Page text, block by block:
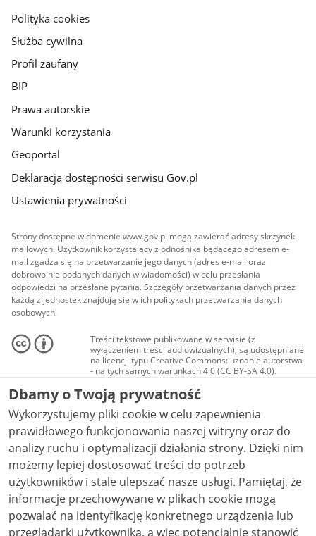
gov.pl
Polityka cookies
Służba cywilna
Profil zaufany
BIP
Prawa autorskie
Warunki korzystania
Geoportal
Deklaracja dostępności serwisu Gov.pl
Ustawienia prywatności
Strony dostępne w domenie www.gov.pl mogą zawierać adresy skrzynek
mailowych. Użytkownik korzystający z odnośnika będącego adresem e-
mail zgadza się na przetwarzanie jego danych (adres e-mail oraz
dobrowolnie podanych danych w wiadomości) w celu przesłania
odpowiedzi na przesłane pytania. Szczegóły przetwarzania danych przez
każdą z jednostek znajdują się w ich politykach przetwarzania danych
osobowych.
Treści tekstowe publikowane w serwisie (z
wyłączeniem treści audiowizualnych), są udostępniane
na licencji typu Creative Commons: uznanie autorstwa
- na tych samych warunkach 4.0 (CC BY-SA 4.0).
Materiały audiowizualne, w tym zdjęcia, materiały
audio i wideo, są udostępniane na licencji typu
Creative Commons: uznanie autorstwa użycie
niekomercyjne - bez utworów zależnych 4.0 (CC BY-
NC-ND 4.0), o ile nie jest to stwierdzone inaczej.
Dbamy o Twoją prywatność
Wykorzystujemy pliki cookie w celu zapewnienia
prawidłowego funkcjonowania naszej witryny oraz do
analizy ruchu i optymalizacji działania strony. Dzięki nim
możemy lepiej dostosować treści do potrzeb
użytkowników i stale ulepszać nasze usługi. Pamiętaj, że
informacje przechowywane w plikach cookie mogą
pozwalać na identyfikację konkretnego urządzenia lub
przeglądarki użytkownika, a więc potencjalnie stanowić